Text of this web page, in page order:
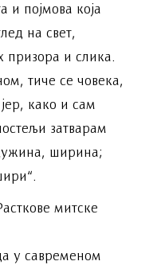
и појмова која
на свет,
призора и слика.
тиче се човека,
како и сам
затварам
ширина;
митске
у савременом